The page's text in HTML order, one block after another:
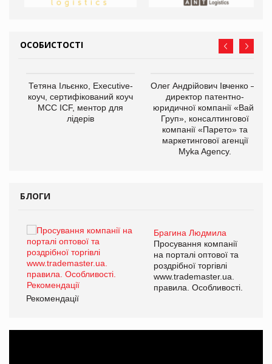
ОСОБИСТОСТІ
Тетяна Ільєнко, Executive-
коуч, сертифікований коуч
МСС ICF, ментор для
лідерів
Олег Андрійович Івченко —
директор патентно-
юридичної компанії «Вайз
Груп», консалтингової
компанії «Парето» та
маркетингової агенції
Myka Agency.
БЛОГИ
Брагина Людмила
Просування компанії
на порталі оптової та
роздрібної торгівлі
www.trademaster.ua.
правила. Особливості.
Рекомендації